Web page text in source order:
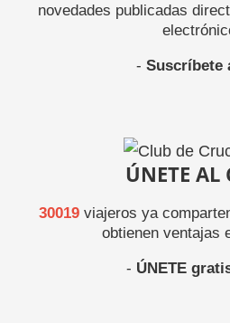
novedades publicadas
- Suscríbete
ÚNETE AL
30019viajeros ya
obtienen ventajas
- ÚNETE